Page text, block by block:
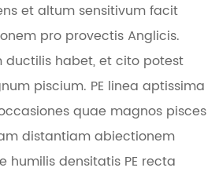
et altum sensitivum facit
pro provectis Anglicis.
ductilis habet, et cito potest
piscium. PE linea aptissima
quae magnos pisces
distantiam abiectionem
humilis densitatis PE recta